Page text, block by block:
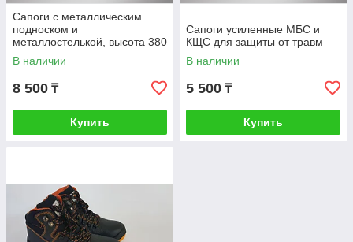
Сапоги с металлическим
подноском и
металлостелькой, высота 380
мм
В наличии
8 500 ₸
Купить
Сапоги усиленные МБС и
КЩС для защиты от травм
В наличии
5 500 ₸
Купить